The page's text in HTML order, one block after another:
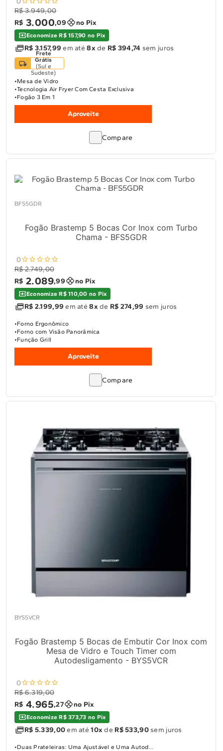
R$ 3.949,00
R$ 3.000,09 no Pix
Economize R$ 157,90 no Pix
R$ 3.157,99 em até8x de R$ 394,74 sem juros
Frete
Grátis
(Sul e
Sudeste)
Mesa de Vidro
Tecnologia Air Fryer Com Cesta Exclusiva
Fogão 3 Em 1
Aproveite
Compare
BFS5GDR
Fogão Brastemp 5 Bocas Cor Inox com Turbo
Chama - BFS5GDR
0
R$ 2.749,00
R$ 2.089,99 no Pix
Economize R$ 110,00 no Pix
R$ 2.199,99 em até8x de R$ 274,99 sem juros
Forno Ergonômico
Forno com Visão Panorâmica
Função Grill
Aproveite
Compare
BYS5VCR
Fogão Brastemp 5 Bocas de Embutir Cor Inox com
Mesa de Vidro e Touch Timer com
Autodesligamento - BYS5VCR
0
R$ 6.319,00
R$ 4.965,27 no Pix
Economize R$ 373,73 no Pix
R$ 5.339,00em até10x de R$ 533,90sem juros
Duas Prateleiras: Uma Ajustável e Uma Autod...